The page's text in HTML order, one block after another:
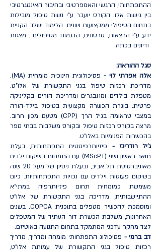
ההתפתחותי, הרגשי והאמפרטיבי ובחיבור האינטגרטיבי
בין גישות אלו. הקורס יועבר ע"י נשות טיפול מובילות
בתחום הטיפולי ממקצועות שונים. הלימוד ישלב הקניית
ידע ע"י הרצאות, סרטונים, הדגמות מטיפולים , מצגות
ודיונים בכתה.
סגל ההוראה:
אלה אפרתי לוי -
פסיכולוגית חינוכית מומחית (MA).
מדריכת רכזות טיפול בגני התקשורת של אלו"ט.
מטפלת בילדים ומתבגרים ומדריכת הורים בקליניקה
פרטית. בוגרת הכשרה מקצועית בטיפול בילד-הורה
במצבי טראומה בגיל הרך (CPP) מטעם מכון חרוב.
מרצה בקורס רכזות טיפול ובקורס משלבות בבתי ספר
בהכשרות הפנימיות באלו"ט.
ג'יל רודריגז - פיזיותרפיסטית התפתחותית, בעלת
תואר ראשון ושני (MScPT) עם התמחות בשיקום ילדים
מאוניברסיטת תל אביב, ובעלת ניסיון של מעל 20 שנה
בשיקום פעוטות וילדים עם נכויות התפתחותיות. כיום
משמשת כמומחית תחום פיזיותרפיה במתי"א
ההתיישבותית, מדריכה בגני התקשורת של אלו"ט
ומוסמכת להכשיר מטפלים בתוכנית COPCA. בשנים
האחרונות, משלבת הכשרת דור העתיד של המטפלים
לצד מחקר עדכני המתמקד בתחום התנועה באוטיזם.
דב ברמי - פסיכולוג התפתחותי מומחה ומדריך, מדריך
רכזות טיפול בגני התקשורת של עמותת אלו"ט,